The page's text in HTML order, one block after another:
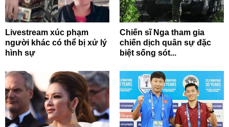
Livestream xúc phạm
người khác có thể bị xử lý
hình sự
Chiến sĩ Nga tham gia
chiến dịch quân sự đặc
biệt sống sót...